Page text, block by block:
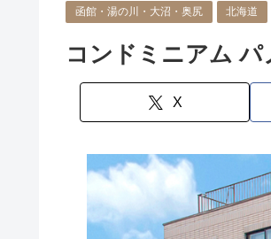
函館・湯の川・大沼・奥尻 北海道
コンドミニアム
X